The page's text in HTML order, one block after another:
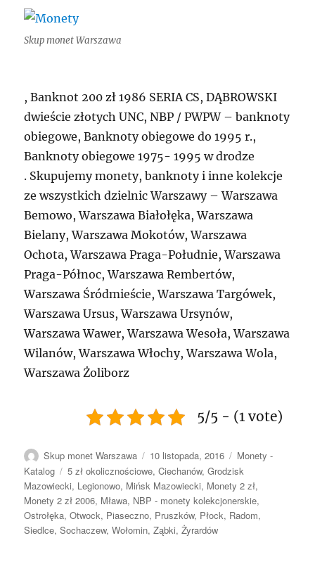
Skup monet Warszawa
, Banknot 200 zł 1986 SERIA CS, DĄBROWSKI
dwieście złotych UNC, NBP / PWPW – banknoty
obiegowe, Banknoty obiegowe do 1995 r.,
Banknoty obiegowe 1975- 1995 w drodze
. Skupujemy monety, banknoty i inne kolekcje
ze wszystkich dzielnic Warszawy – Warszawa
Bemowo, Warszawa Białołęka, Warszawa
Bielany, Warszawa Mokotów, Warszawa
Ochota, Warszawa Praga-Południe, Warszawa
Praga-Północ, Warszawa Rembertów,
Warszawa Śródmieście, Warszawa Targówek,
Warszawa Ursus, Warszawa Ursynów,
Warszawa Wawer, Warszawa Wesoła, Warszawa
Wilanów, Warszawa Włochy, Warszawa Wola,
Warszawa Żoliborz
5/5 - (1 vote)
Autor
Skup monet Warszawa
Data
publikacji
10 listopada, 2016 Kategorie
Monety -
Katalog
Tagi
5 zł okolicznościowe,Ciechanów,Grodzisk
Mazowiecki, Legionowo, Mińsk Mazowiecki, Monety 2 zł,
Monety 2 zł 2006, Mława, NBP - monety kolekcjonerskie,
Ostrołęka,Otwock, Piaseczno, Pruszków, Płock, Radom,
Siedlce,Sochaczew,Wołomin,Ząbki,Żyrardów